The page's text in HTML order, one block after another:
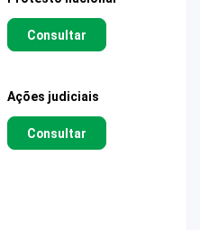
Consultar
Ações judiciais
Consultar